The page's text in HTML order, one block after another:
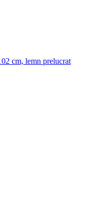
cm, lemn prelucrat